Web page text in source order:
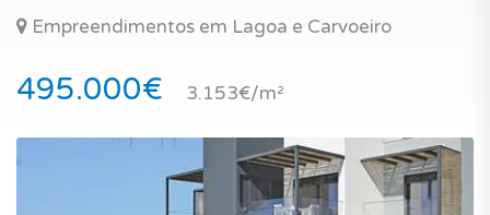
Empreendimentos em Lagoa e Carvoeiro
495.000€ 3.153€/m²